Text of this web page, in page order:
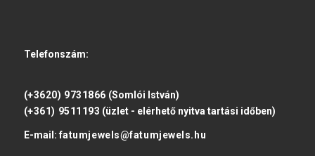
Telefonszám:
(+3620) 9731866 (Somlói István)
(+361) 9511193 (üzlet - elérhető nyitva tartási időben)
E-mail: fatumjewels@fatumjewels.hu